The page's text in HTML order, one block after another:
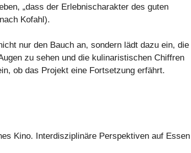
„dass der Erlebnischarakter des guten
Kofahl).
nur den Bauch an, sondern lädt dazu ein, die
zu sehen und die kulinaristischen Chiffren
ob das Projekt eine Fortsetzung erfährt.
Kino. Interdisziplinäre Perspektiven auf Essen